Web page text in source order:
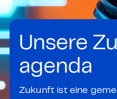
Unsere
agenda
Zukunft ist eine